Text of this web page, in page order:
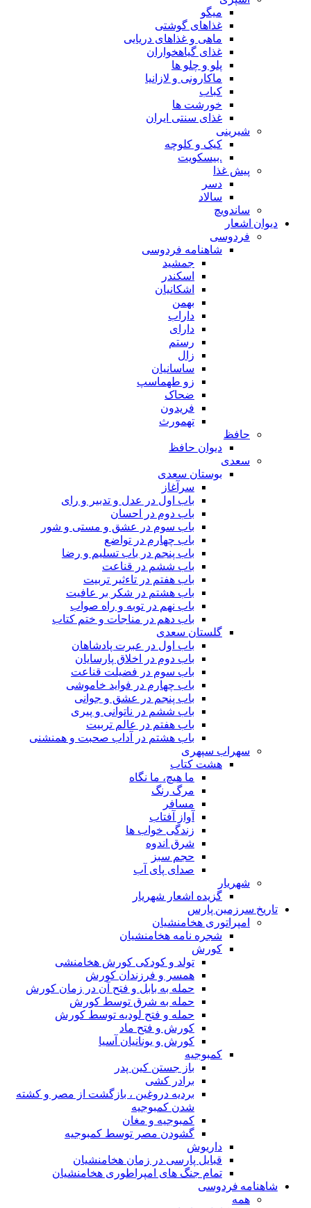
میگو
غذاهای گوشتی
ماهی و غذاهای دریایی
غذای گیاهخواران
پلو و چلو ها
ماکارونی و لازانیا
کباب
خورشت ها
غذای سنتی ایران
شیرینی
کیک و کلوچه
.بیسکویت
پیش غذا
دسر
سالاد
ساندویچ
دیوان اشعار
فردوسی
شاهنامه فردوسی
جمشید
اسکندر
اشکانیان
بهمن
داراب
دارای
رستم
زال
ساسانیان
زو طهماسپ‏
ضحاک
فریدون
تهمورث
حافظ
دیوان حافظ
سعدی
بوستان سعدی
سرآغاز
باب اول در عدل و تدبیر و رای
باب دوم در احسان
باب سوم در عشق و مستی و شور
باب چهارم در تواضع
باب پنجم در باب تسلیم و رضا
باب ششم در قناعت
باب هفتم در تاءثیر تربیت
باب هشتم در شکر بر عافیت
باب نهم در توبه و راه صواب
باب دهم در مناجات و ختم کتاب
گلستان سعدی
باب اول در عبرت پادشاهان
باب دوم در اخلاق پارسایان
باب سوم در فضیلت قناعت
باب چهارم در فواید خاموشى
باب پنجم در عشق و جوانى
باب ششم در ناتوانى و پیرى
باب هفتم در عالم تربیت
باب هشتم در آداب صحبت و همنشنى
سهراب سپهری
هشت کتاب
ما هیچ، ما نگاه
مرگ رنگ
مسافر
آواز آفتاب
زندگی خواب ها
شرق اندوه
حجم سبز
صدای پای آب
شهریار
گزیده اشعار شهریار
تاریخ سرزمین پارس
امپراتوری هخامنشیان
شجره نامه هخامنشیان
کورش
تولد و کودکی کورش هخامنشی
همسر و فرزندان کورش
حمله به بابل و فتح آن در زمان کورش
حمله به شرق توسط کورش
حمله و فتح لودیه توسط کورش
کورش و فتح ماد
کورش و یونانیان آسیا
کمبوجیه
باز جستن کین پدر
برادر کشی
بردیه دروغین ، بازگشت از مصر و کشته
شدن کمبوجیه
کمبوجیه و مغان
گشودن مصر توسط کمبوجیه
داریوش
قبایل پارسی در زمان هخامنشیان
تمام جنگ های امپراطوری هخامنشیان
شاهنامه فردوسی
همه